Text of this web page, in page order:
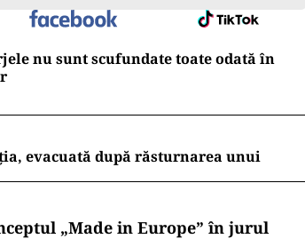
nu sunt scufundate toate odată în
evacuată după răsturnarea unui
„Made in Europe” în jurul